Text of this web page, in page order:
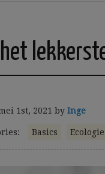
1st, 2021 by Inge
Basics